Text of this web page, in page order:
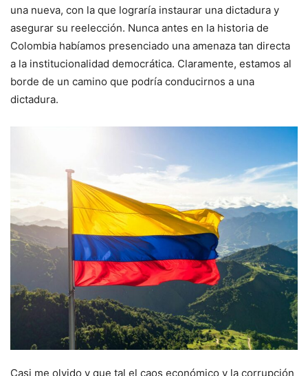
una nueva, con la que lograría instaurar una dictadura y
asegurar su reelección. Nunca antes en la historia de
Colombia habíamos presenciado una amenaza tan directa
a la institucionalidad democrática. Claramente, estamos al
borde de un camino que podría conducirnos a una
dictadura.
Casi me olvido y que tal el caos económico y la corrupción